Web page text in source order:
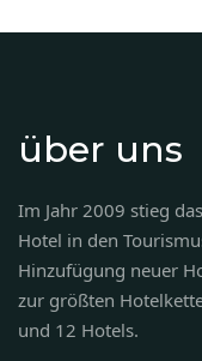
über uns
Im Jahr 2009 stieg
Hotel in den
Hinzufügung neuer
zur größten
und 12 Hotels.